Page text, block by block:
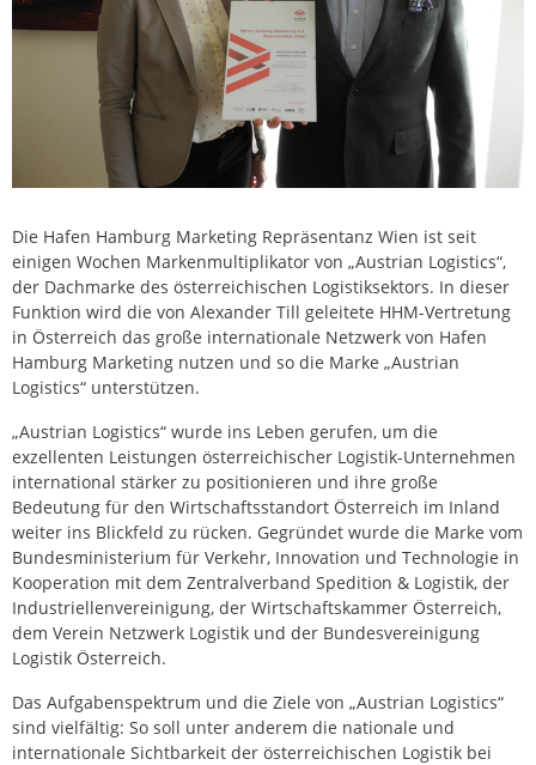
Die Hafen Hamburg Marketing Repräsentanz Wien ist seit
einigen Wochen Markenmultiplikator von „Austrian Logistics“,
der Dachmarke des österreichischen Logistiksektors. In dieser
Funktion wird die von Alexander Till geleitete HHM-Vertretung
in Österreich das große internationale Netzwerk von Hafen
Hamburg Marketing nutzen und so die Marke „Austrian
Logistics“ unterstützen.
„Austrian Logistics“ wurde ins Leben gerufen, um die
exzellenten Leistungen österreichischer Logistik-Unternehmen
international stärker zu positionieren und ihre große
Bedeutung für den Wirtschaftsstandort Österreich im Inland
weiter ins Blickfeld zu rücken. Gegründet wurde die Marke vom
Bundesministerium für Verkehr, Innovation und Technologie in
Kooperation mit dem Zentralverband Spedition & Logistik, der
Industriellenvereinigung, der Wirtschaftskammer Österreich,
dem Verein Netzwerk Logistik und der Bundesvereinigung
Logistik Österreich.
Das Aufgabenspektrum und die Ziele von „Austrian Logistics“
sind vielfältig: So soll unter anderem die nationale und
internationale Sichtbarkeit der österreichischen Logistik bei